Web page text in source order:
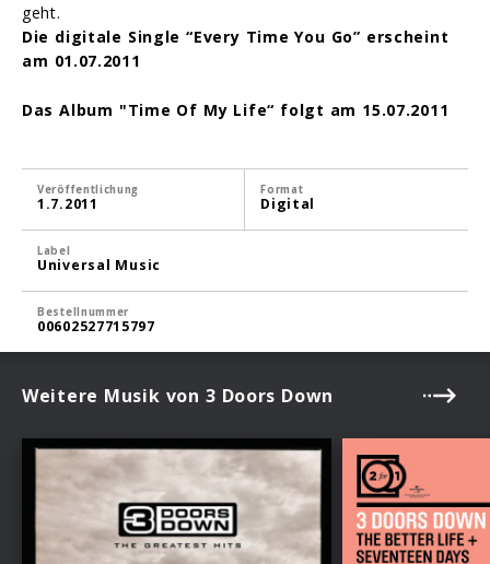
geht.
Die digitale Single “Every Time You Go” erscheint
am 01.07.2011
Das Album "Time Of My Life“ folgt am 15.07.2011
Veröffentlichung
1.7.2011
Format
Digital
Label
Universal Music
Bestellnummer
00602527715797
Weitere Musik von 3 Doors Down